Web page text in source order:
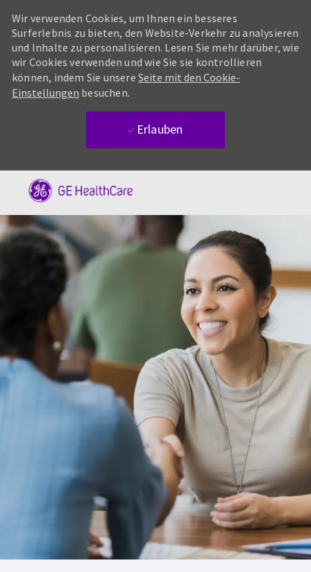
-
Wir verwenden Cookies, um Ihnen ein besseres
Surferlebnis zu bieten, den Website-Verkehr zu analysieren
und Inhalte zu personalisieren. Lesen Sie mehr darüber, wie
wir Cookies verwenden und wie Sie sie kontrollieren
können, indem Sie unsere Seite mit den Cookie-
Einstellungen besuchen.
Erlauben